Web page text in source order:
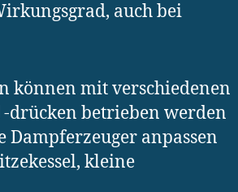
auch bei
können mit verschiedenen
drücken betrieben werden
Dampferzeuger anpassen
kleine